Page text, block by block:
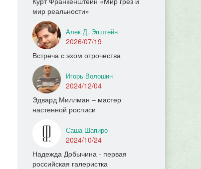
мир реальности»
Алек Д. Эпштейн
2026/07/19
Встреча с эхом отрочества
Игорь Волошин
2024/12/04
Эдвард Миллман – мастер
настенной росписи
Саша Шапиро
2024/10/24
Надежда Добычина - первая
российская галеристка